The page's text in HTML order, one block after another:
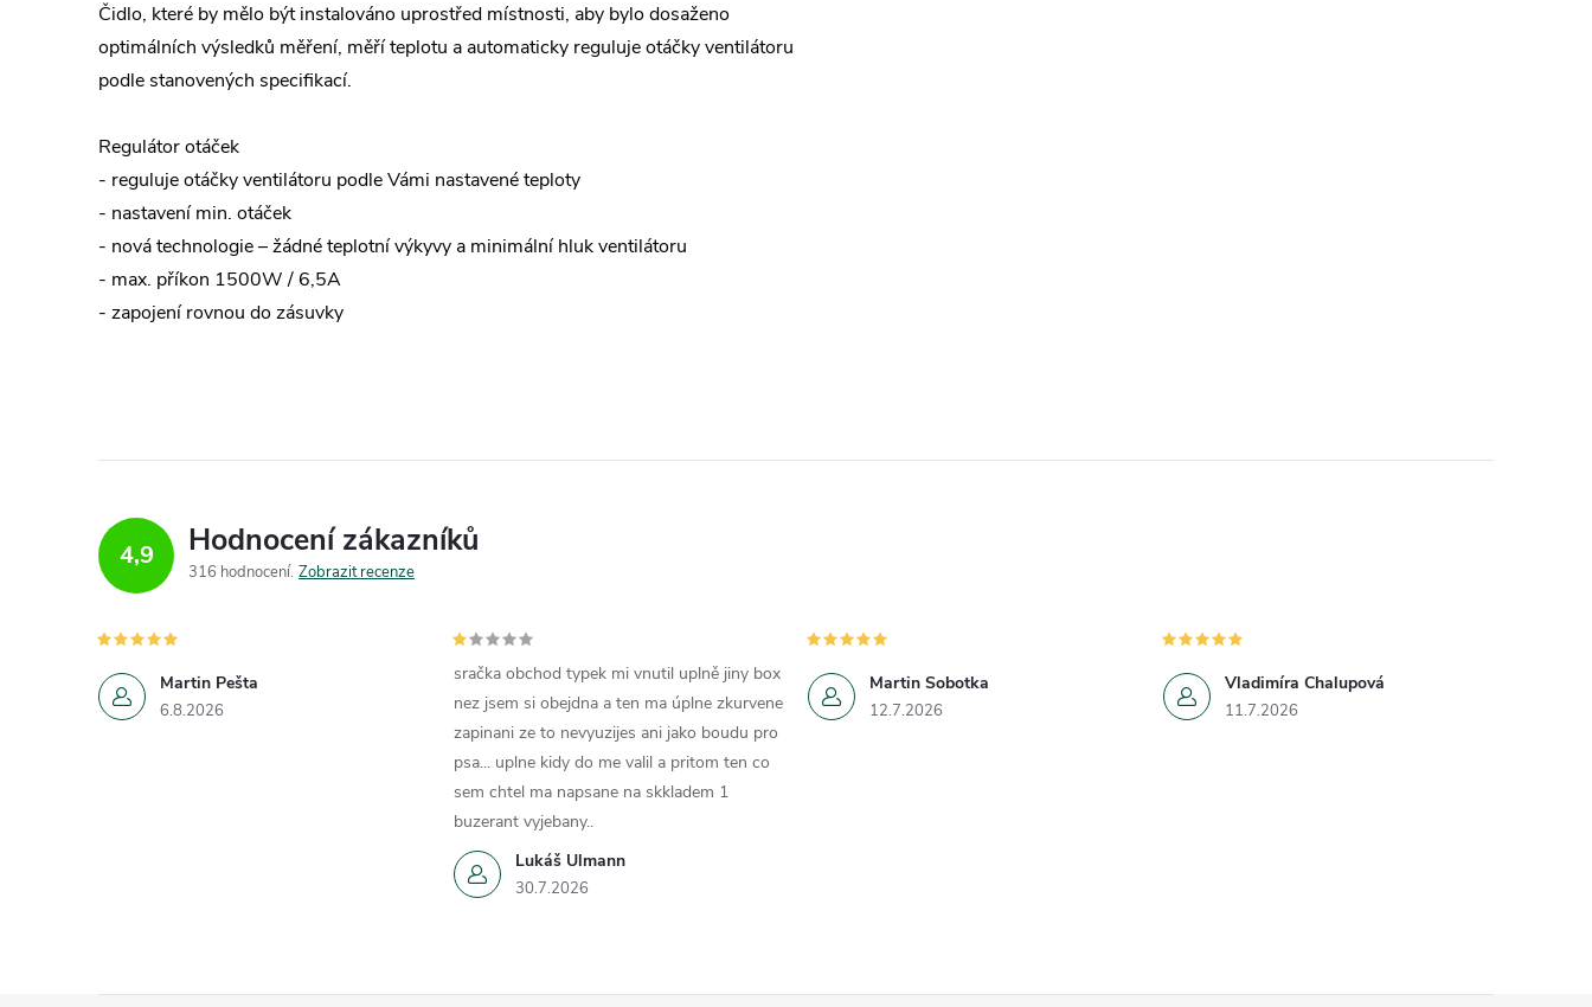
Čidlo, které by mělo být instalováno uprostřed místnosti, aby bylo dosaženo
optimálních výsledků měření, měří teplotu a automaticky reguluje otáčky ventilátoru
podle stanovených specifikací.
Regulátor otáček
- reguluje otáčky ventilátoru podle Vámi nastavené teploty
- nastavení min. otáček
- nová technologie – žádné teplotní výkyvy a minimální hluk ventilátoru
- max. příkon 1500W / 6,5A
- zapojení rovnou do zásuvky
4,9 Hodnocení zákazníků
316 hodnocení Zobrazit recenze
Martin Pešta
6.8.2026
Lukáš Ulmann
30.7.2026
sračka obchod typek mi vnutil uplně jiny box
nez jsem si obejdna a ten ma úplne zkurvene
zapinani ze to nevyuzijes ani jako boudu pro
psa... uplne kidy do me valil a pritom ten co
sem chtel ma napsane na skkladem 1
buzerant vyjebany..
Martin Sobotka
12.7.2026
Vladimíra Chalupová
11.7.2026